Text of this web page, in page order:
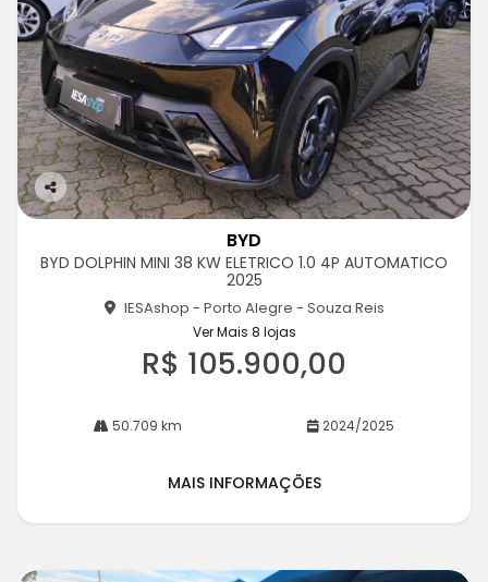
Co
rtil
BYD
BYD DOLPHIN MINI 38 KW ELETRICO 1.0 4P AUTOMATICO
2025
IESAshop - Porto Alegre - Souza Reis
Ver Mais 8 lojas
R$ 105.900,00
50.709 km 2024/2025
MAIS INFORMAÇÕES